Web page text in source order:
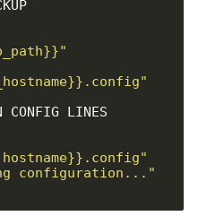
configuration..."